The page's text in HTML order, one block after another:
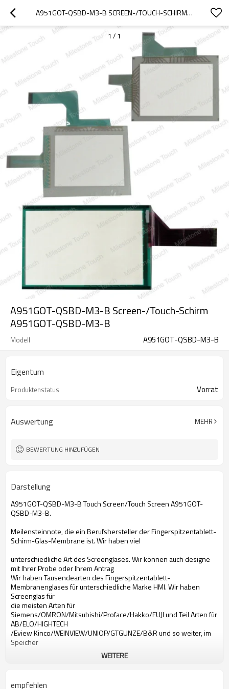
A951GOT-QSBD-M3-B SCREEN-/TOUCH-SCHIRM A951GOT-QSBD-M3-B
1 / 1
A951GOT-QSBD-M3-B Screen-/Touch-Schirm
A951GOT-QSBD-M3-B
Modell A951GOT-QSBD-M3-B
Eigentum
Produktenstatus Vorrat
Auswertung MEHR
BEWERTUNG HINZUFÜGEN
Darstellung
A951GOT-QSBD-M3-B Touch Screen/Touch Screen A951GOT-
QSBD-M3-B.
Meilensteinnote, die ein Berufshersteller der Fingerspitzentablett-
Schirm-Glas-Membrane ist. Wir haben viel
unterschiedliche Art des Screenglases. Wir können auch designe
mit Ihrer Probe oder Ihrem Antrag
Wir haben Tausendearten des Fingerspitzentablett-
Membranenglases für unterschiedliche Marke HMI. Wir haben
Screenglas für
die meisten Arten für
Siemens/OMRON/Mitsubishi/Proface/Hakko/FUJI und Teil Arten für
AB/ELO/HIGHTECH
/Eview Kinco/WEINVIEW/UNIOP/GTGUNZE/B&R und so weiter, im
Speicher
A951GOT-QSBD-M3-B mit Berührungseingabe Bildschirm
WEITERE
empfehlen